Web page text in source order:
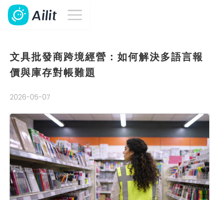
文具批發商跨境經營：如何解決多語言報
價與庫存對帳難題
2026-05-07